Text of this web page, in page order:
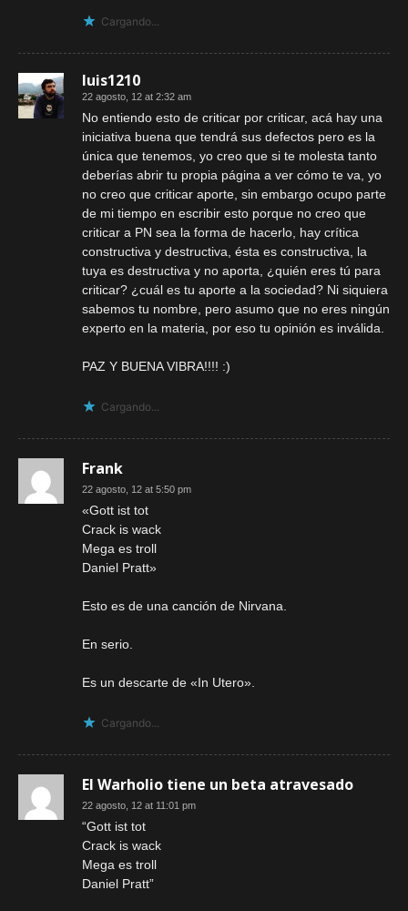
Cargando...
luis1210
22 agosto, 12 at 2:32 am
No entiendo esto de criticar por criticar, acá hay una
iniciativa buena que tendrá sus defectos pero es la
única que tenemos, yo creo que si te molesta tanto
deberías abrir tu propia página a ver cómo te va, yo
no creo que criticar aporte, sin embargo ocupo parte
de mi tiempo en escribir esto porque no creo que
criticar a PN sea la forma de hacerlo, hay crítica
constructiva y destructiva, ésta es constructiva, la
tuya es destructiva y no aporta, ¿quién eres tú para
criticar? ¿cuál es tu aporte a la sociedad? Ni siquiera
sabemos tu nombre, pero asumo que no eres ningún
experto en la materia, por eso tu opinión es inválida.
PAZ Y BUENA VIBRA!!!! :)
Cargando...
Frank
22 agosto, 12 at 5:50 pm
«Gott ist tot
Crack is wack
Mega es troll
Daniel Pratt»
Esto es de una canción de Nirvana.
En serio.
Es un descarte de «In Utero».
Cargando...
El Warholio tiene un beta atravesado
22 agosto, 12 at 11:01 pm
“Gott ist tot
Crack is wack
Mega es troll
Daniel Pratt”